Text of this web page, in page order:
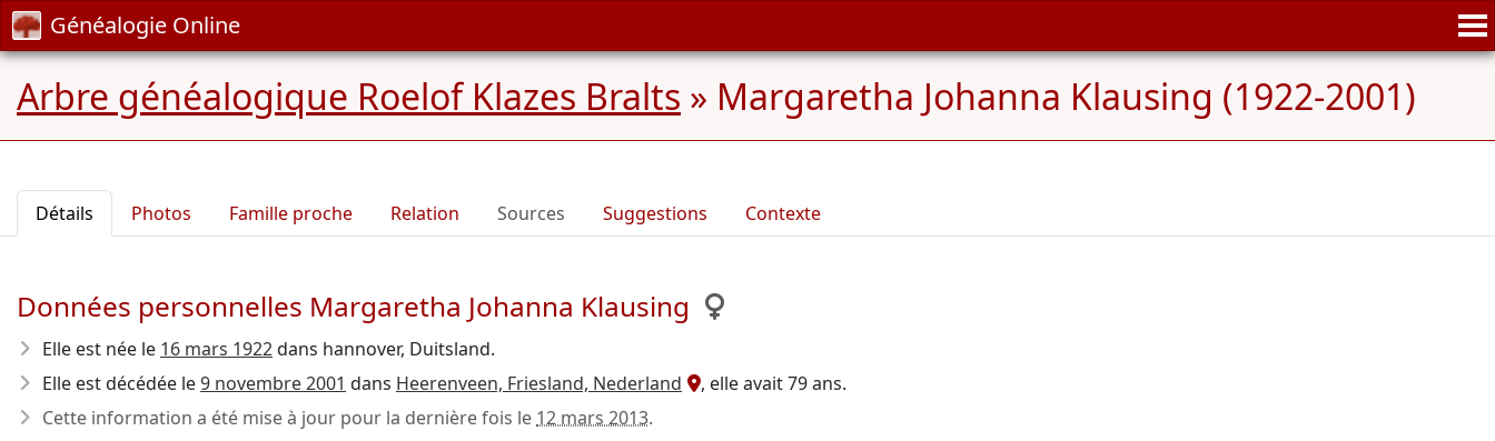
Généalogie Online
Arbre généalogique Roelof Klazes Bralts » Margaretha Johanna Klausing (1922-2001)
Détails Photos Famille proche Relation Sources Suggestions Contexte
Données personnelles Margaretha Johanna Klausing
Elle est née le 16 mars 1922dans hannover, Duitsland.
Elle est décédée le9 novembre 2001 dans Heerenveen, Friesland, Nederland
, elle avait 79 ans.
Cette information a été mise à jour pour la dernière fois le 12 mars 2013.